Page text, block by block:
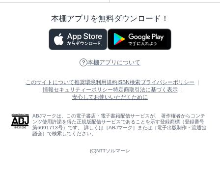
本棚アプリを無料ダウンロード！
本棚アプリについて
このサイトについて推奨環境利用規約 ISBN検索プライバシーポリシー
情報セキュリティーポリシー特定商取引法に基づく表示
安心してお使いいただくために
ABJマークは、この電子書店・電子書籍配信サービスが、 著作権者からコンテ
ンツ使用許諾を得た正規版配信サービスであることを示す登録商標（登録番号
第6091713号）です。 詳しくは［ABJマーク］または［電子出版制作・流通協
議会］で検索してください。
(C)NTTソルマーレ